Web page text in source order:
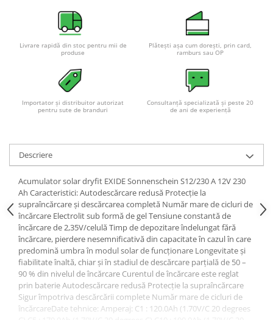
Pachete sisteme fotovoltaice
Statii de incarcare vehicule
electrice
Statii de incarcare
Cabluri de incarcare vehicule
Prize de incarcare vehicule
Turbine eoliene pentru casă
Tractiune / LiFePo4
Baterii si acumulatori gel si VRLA
6-12 V
Baterii si acumulatori AGM VRLA
de 6-12 V
Acumulatori Moto, ATV
GEL
AGM
Li-Ion
Livrare rapidă din stoc pentru mii de
produse
Plătești așa cum dorești, prin card,
ramburs sau OP
Importator și distribuitor autorizat
pentru sute de branduri
Consultanță specializată și peste 20
de ani de experiență
Descriere
Acumulator solar dryfit EXIDE Sonnenschein S12/230 A 12V 230
Ah Caracteristici: Autodescărcare redusă Protecţie la
supraîncărcare și descărcarea completă Număr mare de cicluri de
încărcare Electrolit sub formă de gel Tensiune constantă de
încărcare de 2,35V/celulă Timp de depozitare îndelungat fără
încărcare, pierdere nesemnificativă din capacitate în cazul în care
predomină umbra în modul solar de funcţionare Longevitate și
fiabilitate înaltă, chiar și în stadiul de descărcare parțială de 50 –
90 % din nivelul de încărcare Curentul de încărcare este reglat
prin baterie Autodescărcare redusă Protecţie la supraîncărcare
Sigur împotriva descărcării complete Număr mare de cicluri de
încărcareDate tehnice: Amperaj: C1 : 120.0Ah (1.70V/C 20 degrees